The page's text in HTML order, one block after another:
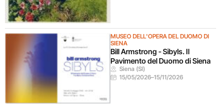
MUSEO DELL'OPERA DEL DUOMO DI
SIENA
Bill Armstrong - Sibyls. Il
Pavimento del Duomo di Siena
Siena (SI)
15/05/2026–15/11/2026